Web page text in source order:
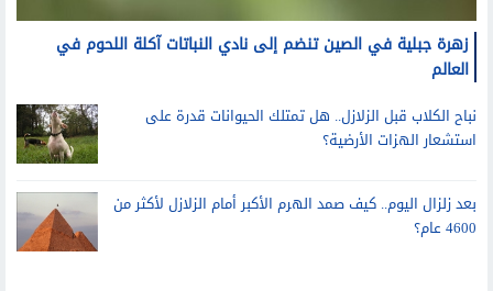
زهرة جبلية في الصين تنضم إلى نادي النباتات آكلة اللحوم في
العالم
نباح الكلاب قبل الزلازل.. هل تمتلك الحيوانات قدرة على
استشعار الهزات الأرضية؟
4600 عام؟